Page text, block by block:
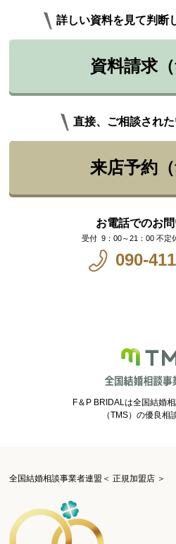
詳しい資料を見て判断
資料請求（
直接、ご相談され
来店予約（
お電話でのお
9：00～21：00 不定
090-
F＆P BRIDALは全国結婚
（TMS）の優良相
全国結婚相談事業者連盟＜ 正規加盟店 ＞